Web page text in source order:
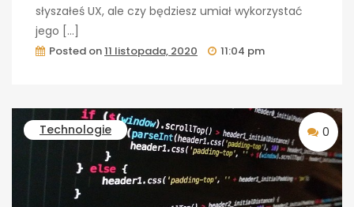
słyszałeś UX, ale czy będziesz umiał wykorzystać
jego […]
Posted on11 listopada, 2020 11:04 pm
Technologie 0